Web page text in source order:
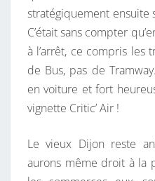
stratégiquement ensuite
C’était sans compter
à l’arrêt, ce compris les
de Bus, pas de
en voiture et fort
vignette Critic’ Air !
Le vieux Dijon reste
aurons même droit à la